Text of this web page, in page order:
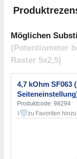
Möglichen
(Potentiometer
Raster 5x2,5)
4,7 kOhm SF063
Produktcode: 98294
1 zu Favoriten